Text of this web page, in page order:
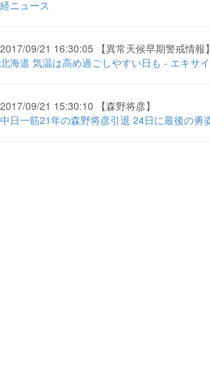
経ニュース
2017/09/21 16:30:05 【異常天候早期警戒情報】
北海道 気温は高め過ごしやすい日も - エキサ
2017/09/21 15:30:10 【森野将彦】
中日一筋21年の森野将彦引退 24日に最後の勇